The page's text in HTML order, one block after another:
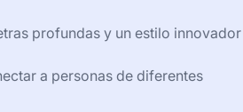
profundas y un estilo innovador
a personas de diferentes